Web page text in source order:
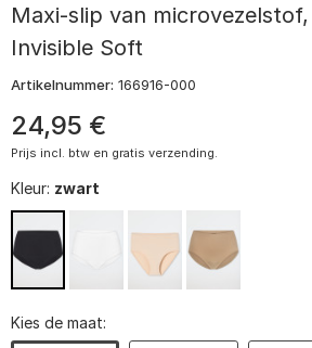
Maxi-slip van
Invisible Soft
Artikelnummer: 166916-000
24,95 €
Prijs incl. btw en gratis verzending.
Kleur: zwart
Kies de maat: